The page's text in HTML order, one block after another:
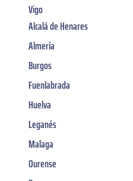
Vigo
Alcalá de Henares
Almería
Burgos
Fuenlabrada
Huelva
Leganés
Malaga
Ourense